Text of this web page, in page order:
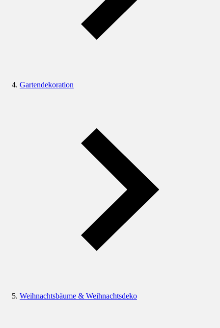
Gartendekoration
Weihnachtsbäume & Weihnachtsdeko